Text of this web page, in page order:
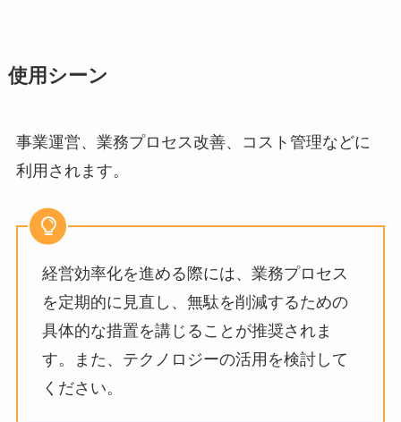
使用シーン
事業運営、業務プロセス改善、コスト管理などに
利用されます。
経営効率化を進める際には、業務プロセス
を定期的に見直し、無駄を削減するための
具体的な措置を講じることが推奨されま
す。また、テクノロジーの活用を検討して
ください。